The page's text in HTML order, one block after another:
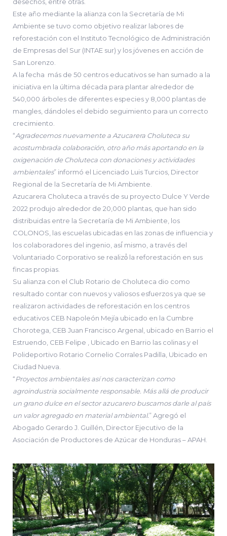
Este año mediante la alianza con la Secretaría de Mi
Ambiente se tuvo como objetivo realizar labores de
reforestación con el Instituto Tecnológico de Administración
de Empresas del Sur (INTAE sur) y los jóvenes en acción de
San Lorenzo.
A la fecha más de 50 centros educativos se han sumado a la
iniciativa en la última década para plantar alrededor de
540,000 árboles de diferentes especies y 8,000 plantas de
mangles, dándoles el debido seguimiento para un correcto
crecimiento.
“Agradecemos nuevamente a Azucarera Choluteca su
acostumbrada colaboración, otro año más aportando en la
oxigenación de Choluteca con donaciones y actividades
ambientales” informó el Licenciado Luis Turcios, Director
Regional de la Secretaría de Mi Ambiente.
Azucarera Choluteca a través de su proyecto Dulce Y Verde
2022 produjo alrededor de 20,000 plantas, que han sido
distribuidas entre la Secretaría de Mi Ambiente, los
COLONOS, las escuelas ubicadas en las zonas de influencia y
los colaboradores del ingenio, así́ mismo, a través del
Voluntariado Corporativo se realizó́ la reforestación en sus
fincas propias.
Su alianza con el Club Rotario de Choluteca dio como
resultado contar con nuevos y valiosos esfuerzos ya que se
realizaron actividades de reforestación en los centros
educativos CEB Napoleón Mejía ubicado en la Cumbre
Chorotega, CEB Juan Francisco Argenal, ubicado en Barrio el
Estruendo, CEB Felipe , Ubicado en Barrio las colinas y el
Polideportivo Rotario Cornelio Corrales Padilla, Ubicado en
Ciudad Nueva.
“Proyectos ambientales así nos caracterizan como
agroindustria socialmente responsable. Más allá de producir
un grano dulce en el sector azucarero buscamos darle al país
un valor agregado en material ambiental.” Agregó el
Abogado Gerardo J. Guillén, Director Ejecutivo de la
Asociación de Productores de Azúcar de Honduras – APAH.